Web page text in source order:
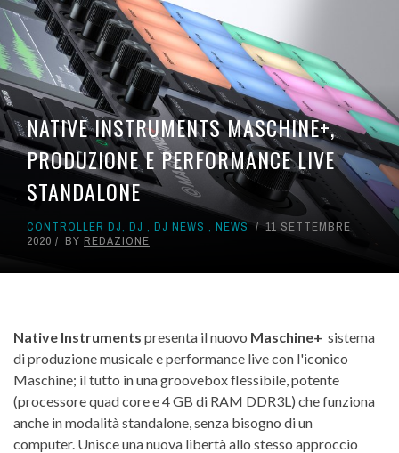
NATIVE INSTRUMENTS MASCHINE+,
PRODUZIONE E PERFORMANCE LIVE
STANDALONE
CONTROLLER DJ, DJ , DJ NEWS , NEWS
11 SETTEMBRE
2020
BY REDAZIONE
Native Instruments presenta il nuovo Maschine+ sistema
di produzione musicale e performance live con l'iconico
Maschine; il tutto in una groovebox flessibile, potente
(processore quad core e 4 GB di RAM DDR3L) che funziona
anche in modalità standalone, senza bisogno di un
computer. Unisce una nuova libertà allo stesso approccio